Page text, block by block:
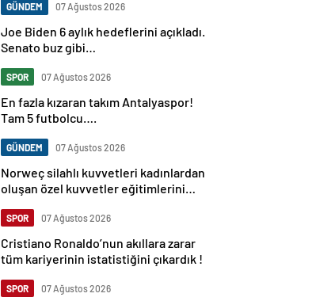
GÜNDEM 07 Ağustos 2026
Joe Biden 6 aylık hedeflerini açıkladı.
Senato buz gibi…
SPOR 07 Ağustos 2026
En fazla kızaran takım Antalyaspor!
Tam 5 futbolcu….
GÜNDEM 07 Ağustos 2026
Norweç silahlı kuvvetleri kadınlardan
oluşan özel kuvvetler eğitimlerini
SPOR 07 Ağustos 2026
Cristiano Ronaldo’nun akıllara zarar
tüm kariyerinin istatistiğini çıkardık !
SPOR 07 Ağustos 2026